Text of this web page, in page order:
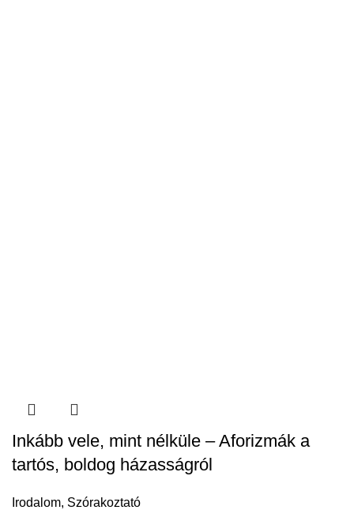
Inkább vele, mint nélküle – Aforizmák a
tartós, boldog házasságról
Irodalom, Szórakoztató